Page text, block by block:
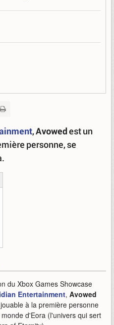
,Avowedest un
personne, se
du Xbox Games Showcase
Entertainment, Avowed
à la première personne
d'Eora (l'univers qui sert